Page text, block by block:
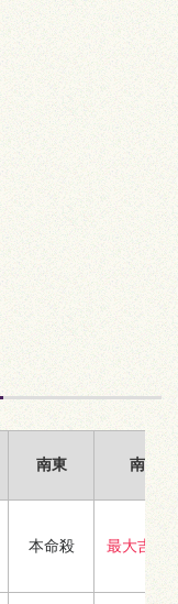
南東 南
本命殺 最大吉方